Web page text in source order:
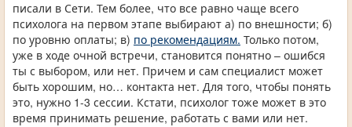
писали в Сети. Тем более, что все равно чаще всего
психолога на первом этапе выбирают а) по внешности; б)
по уровню оплаты; в) по рекомендациям. Только потом,
уже в ходе очной встречи, становится понятно – ошибся
ты с выбором, или нет. Причем и сам специалист может
быть хорошим, но… контакта нет. Для того, чтобы понять
это, нужно 1-3 сессии. Кстати, психолог тоже может в это
время принимать решение, работать с вами или нет.